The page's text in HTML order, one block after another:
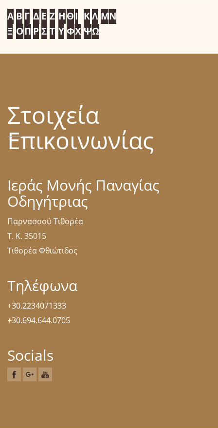
Α Β Γ Δ Ε Ζ ΗΘΙ ΚΛ ΜΝ
Ξ ΟΠ Ρ Σ Τ Υ ΦΧ ΨΩ
Στοιχεία
Επικοινωνίας
Ιεράς Μονής Παναγίας
Οδηγήτριας
Παρνασσού Τιθορέα
Τ. Κ. 35015
Τιθορέα Φθιώτιδος
Τηλέφωνα
+30.2234071333
+30.694.644.0705
Socials